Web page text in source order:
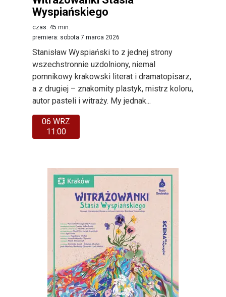
Wyspiańskiego
czas: 45 min.
premiera: sobota 7 marca 2026
Stanisław Wyspiański to z jednej strony
wszechstronnie uzdolniony, niemal
pomnikowy krakowski literat i dramatopisarz,
a z drugiej – znakomity plastyk, mistrz koloru,
autor pasteli i witraży. My jednak...
06 WRZ
11:00